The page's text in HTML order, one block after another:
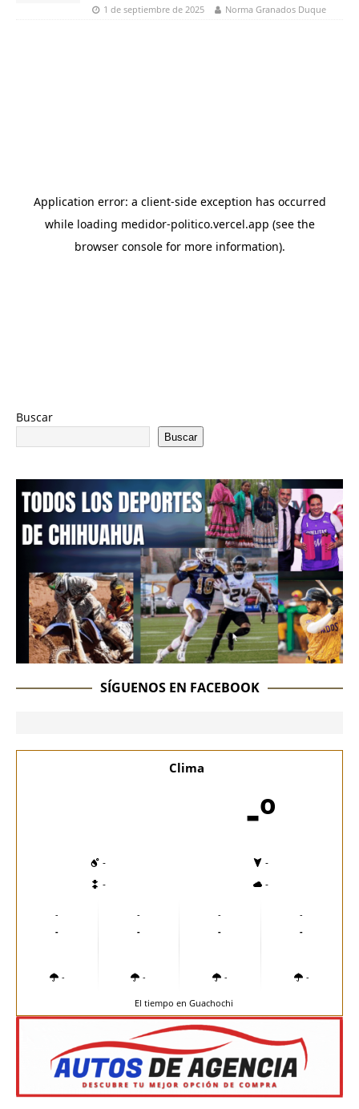
1 de septiembre de 2025 Norma Granados Duque
Buscar
Buscar
SÍGUENOS EN FACEBOOK
Clima
-º
-
-
-
-
-
-
-
-
-
-
-
-
-
-
-
-
El tiempo en Guachochi